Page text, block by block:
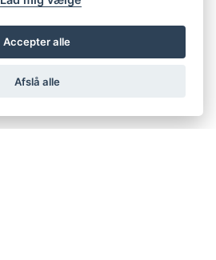
Accepter alle
Afslå alle